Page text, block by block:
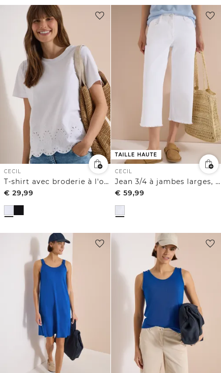
CECIL
T-shirt avec broderie à l'ourlet
€ 29,99
TAILLE HAUTE
CECIL
Jean 3/4 à jambes larges, coupe loose
€ 59,99